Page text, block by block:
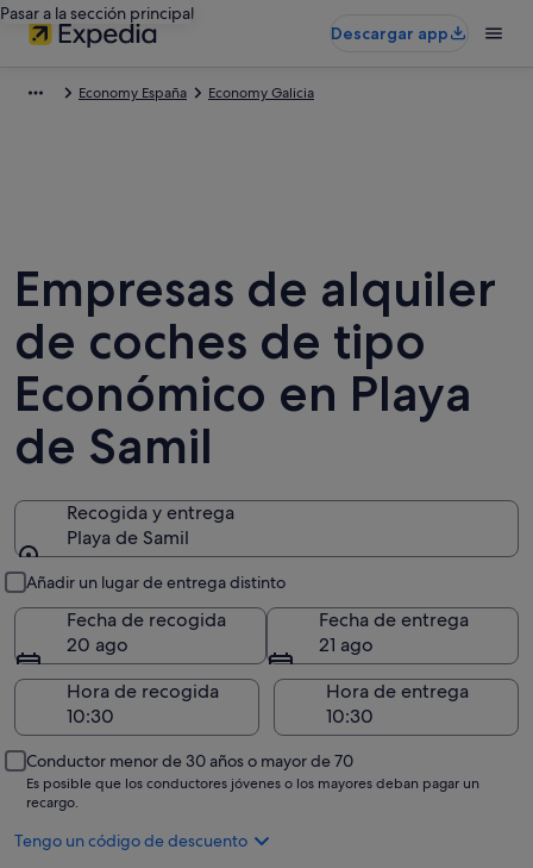
Pasar a la sección principal
Descargar app
Economy España Economy Galicia
Empresas de alquiler
de coches de tipo
Económico en Playa
de Samil
Recogida y entrega
Playa de Samil
Añadir un lugar de entrega distinto
Fecha de recogida
20 ago
Fecha de entrega
21 ago
Hora de recogida
Hora de entrega
Conductor menor de 30 años o mayor de 70
Es posible que los conductores jóvenes o los mayores deban pagar un
recargo.
Tengo un código de descuento